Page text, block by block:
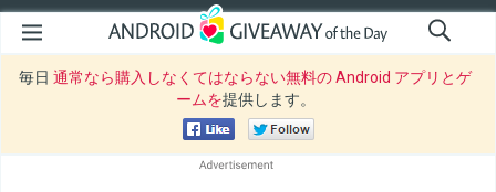
毎日 通常なら購入しなくてはならない無料の Android アプリとゲ
ームを提供します。